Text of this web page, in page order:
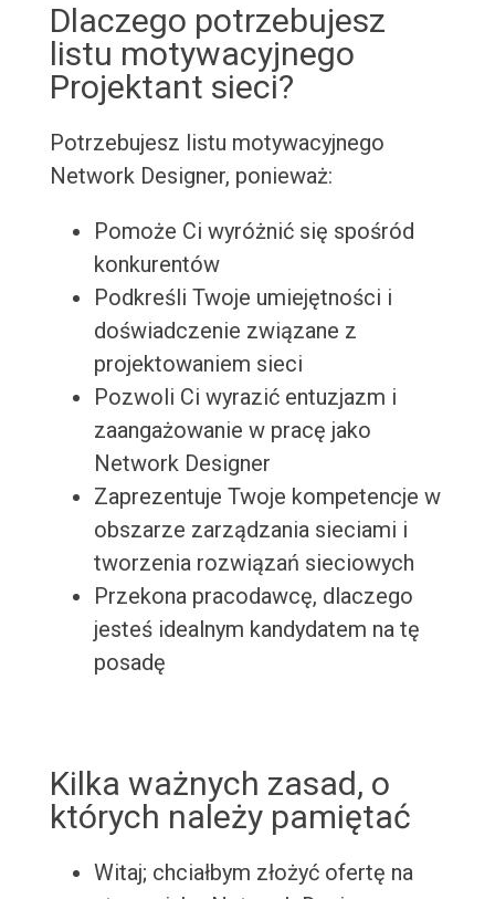
Dlaczego potrzebujesz
listu motywacyjnego
Projektant sieci?
Potrzebujesz listu motywacyjnego
Network Designer, ponieważ:
Pomoże Ci wyróżnić się spośród
konkurentów
Podkreśli Twoje umiejętności i
doświadczenie związane z
projektowaniem sieci
Pozwoli Ci wyrazić entuzjazm i
zaangażowanie w pracę jako
Network Designer
Zaprezentuje Twoje kompetencje w
obszarze zarządzania sieciami i
tworzenia rozwiązań sieciowych
Przekona pracodawcę, dlaczego
jesteś idealnym kandydatem na tę
posadę
Kilka ważnych zasad, o
których należy pamiętać
Witaj; chciałbym złożyć ofertę na